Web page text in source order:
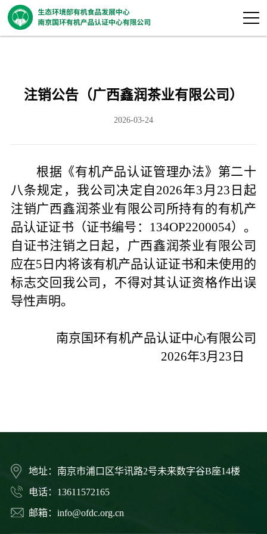
注销公告（广西鑫润茶业有限公司）
2026-03-24
根据《有机产品认证管理办法》第二十
八条规定，我公司决定自 2026年3月23日起
注销广西鑫润茶业有限公司所持有的有机产
品认证证书（证书编号：134OP2200054）。
自证书注销之日起，广西鑫润茶业有限公司
应在5日内将该有机产品认证证书和未使用的
标志交回我公司，不得对其认证资格作出误
导性声明。
南京国环有机产品认证中心有限公司
2026年3月 23 日
地址：南京市浦口区华讯路2号未来数字谷B座14楼
电话：13611572165
邮箱：info@ofdc.org.cn